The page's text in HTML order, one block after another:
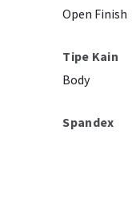
Open Finish
Tipe Kain
Body
Spandex